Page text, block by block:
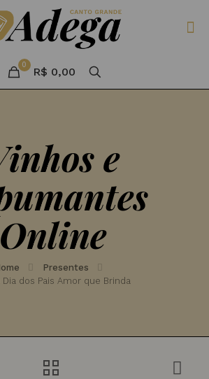
0
R$ 0,00
e
Online
Presentes
Dia dos Pais Amor que Brinda